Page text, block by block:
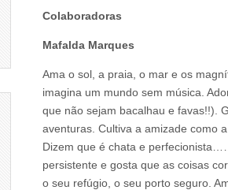
Colaboradoras
Mafalda Marques
Ama o sol, a praia, o mar e os
imagina um mundo sem música.
que não sejam bacalhau e favas!!).
aventuras. Cultiva a amizade como
Dizem que é chata e
persistente e gosta que as coisas
o seu refúgio, o seu porto seguro.